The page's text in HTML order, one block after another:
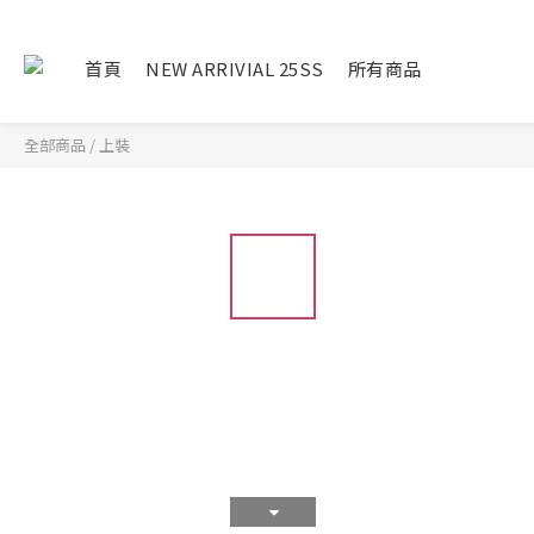
首頁 NEW ARRIVIAL 25SS 所有商品
全部商品 /上裝